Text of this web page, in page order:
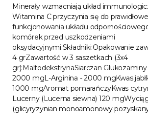
Minerały wzmacniają układ
Witamina C przyczynia się do
funkcjonowania układu
komórek przed uszkodzeniami
oksydacyjnymi.Składniki:Opakowanie
4 grZawartość w 3 saszetkach (3x4
gr):MaltodekstrynaSiarczan
2000 mgL-Arginina - 2000 mgKwas
1000 mgAromat pomarańczyKwas
Lucerny (Lucerna siewna) 120
(glicyryzynian monoamonowy